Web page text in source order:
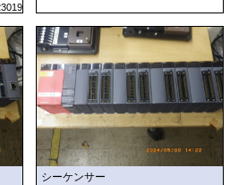
シーケンサー